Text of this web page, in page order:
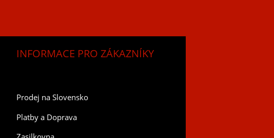
INFORMACE PRO ZÁKAZNÍKY
Prodej na Slovensko
Platby a Doprava